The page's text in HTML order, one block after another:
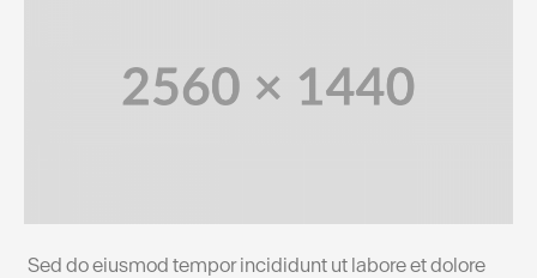
Sed do eiusmod tempor incididunt ut labore et dolore